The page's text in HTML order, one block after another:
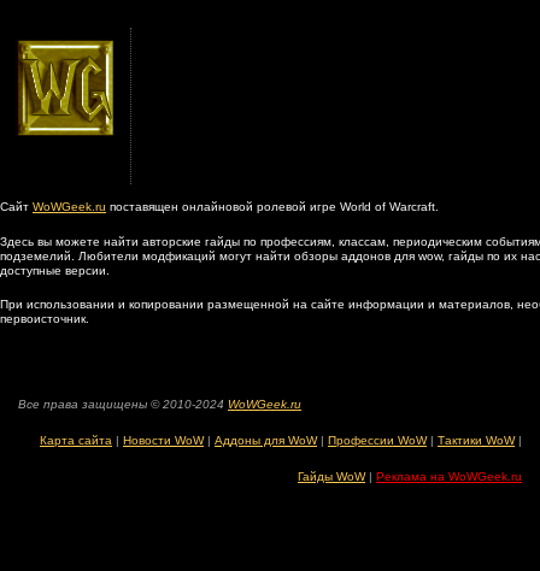
Сайт WoWGeek.ru поставящен онлайновой ролевой игре World of Warcraft.
Здесь вы можете найти авторские гайды по профессиям, классам, периодическим
подземелий. Любители модфикаций могут найти обзоры аддонов для wow, гайды по их
доступные версии.
При использовании и копировании размещенной на сайте информации и материалов,
первоисточник.
Все права защищены © 2010-2024 WoWGeek.ru
Карта сайта | Новости WoW| Аддоны для WoW| Профессии WoW| Тактики WoW|
Гайды WoW| Реклама на WoWGeek.ru